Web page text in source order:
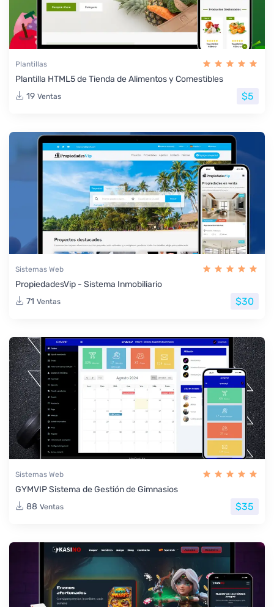
Plantillas
Plantilla HTML5 de Tienda de Alimentos y Comestibles
19 Ventas $5
Sistemas Web
PropiedadesVip - Sistema Inmobiliario
71 Ventas $30
Sistemas Web
GYMVIP Sistema de Gestión de Gimnasios
88 Ventas $35